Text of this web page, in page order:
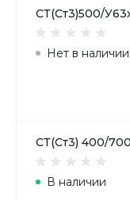
СТ(Ст3)500/
Нет в наличии
СТ(Ст3) 400/
В наличии